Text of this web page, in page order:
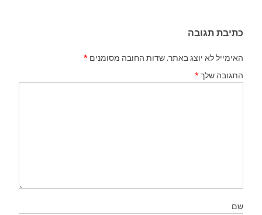
כתיבת תגובה
האימייל לא יוצג באתר.שדות החובה מסומנים *
התגובה שלך *
שם